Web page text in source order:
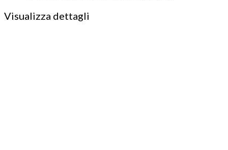
Visualizza dettagli